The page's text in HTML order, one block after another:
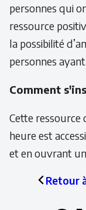
personnes qui
ressource
la possibilité
personnes
Comment
Cette ressource
heure est
et en ouvrant
Retour